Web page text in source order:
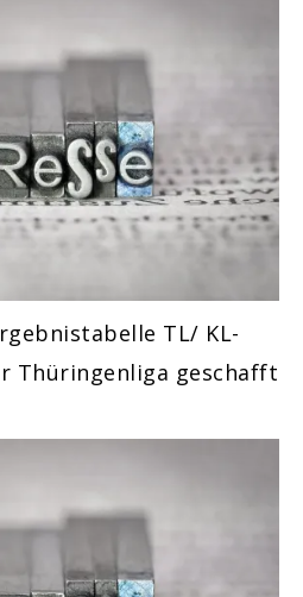
TL/ KL-
Thüringenliga geschafft